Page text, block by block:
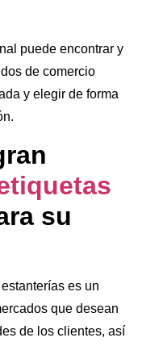
puede encontrar y
de comercio
y elegir de forma
su
es un
que desean
de los clientes, así